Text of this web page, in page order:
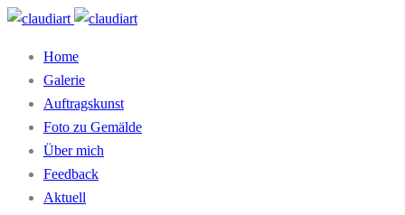
Home
Galerie
Auftragskunst
Foto zu Gemälde
Über mich
Feedback
Aktuell